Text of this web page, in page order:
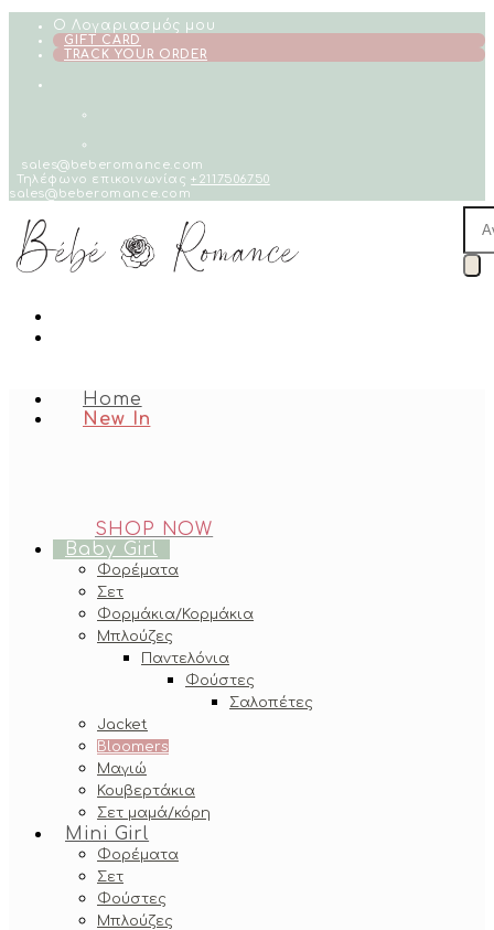
Skip
content
Ο Λογαριασμός μου
GIFT CARD
TRACK YOUR ORDER
sales@beberomance.com
Τηλέφωνο επικοινωνίας+2117506750
sales@beberomance.com
Home
New In
SHOP NOW
Baby Girl
Φορέματα
Σετ
Φορμάκια/Κορμάκια
Μπλούζες
Παντελόνια
Φούστες
Σαλοπέτες
Jacket
Bloomers
Μαγιώ
Κουβερτάκια
Σετ μαμά/κόρη
Mini Girl
Φορέματα
Σετ
Φούστες
Μπλούζες